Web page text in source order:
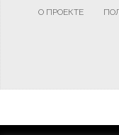
О ПРОЕКТЕ